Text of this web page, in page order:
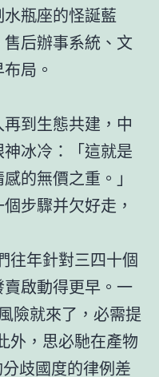
瓶座的怪誕藍
后辦事系統、文
局。
到生態共建，中
冰冷：「這就是
的無價之重。」
步驟并欠好走，
往年針對三四十個
啟動得更早。一
險就來了，必需提
外，思必馳在產物
歧國度的律例差